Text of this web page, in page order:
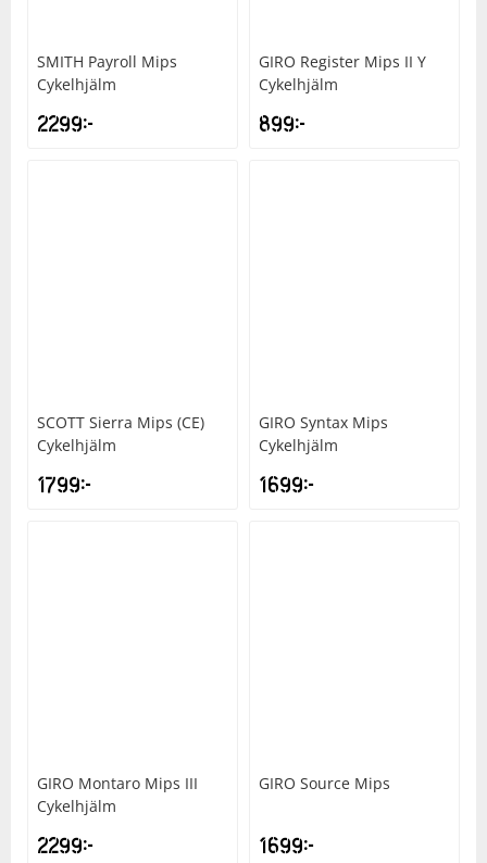
SMITH Payroll Mips
Cykelhjälm
2299kr
GIRO Register Mips II Y
Cykelhjälm
899kr
SCOTT Sierra Mips (CE)
Cykelhjälm
1799kr
GIRO Syntax Mips
Cykelhjälm
1699kr
GIRO Montaro Mips III
Cykelhjälm
2299kr
GIRO Source Mips
1699kr